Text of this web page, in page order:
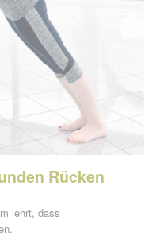
Rücken
lehrt, dass